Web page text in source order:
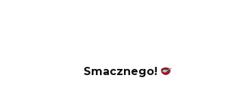
Smacznego!